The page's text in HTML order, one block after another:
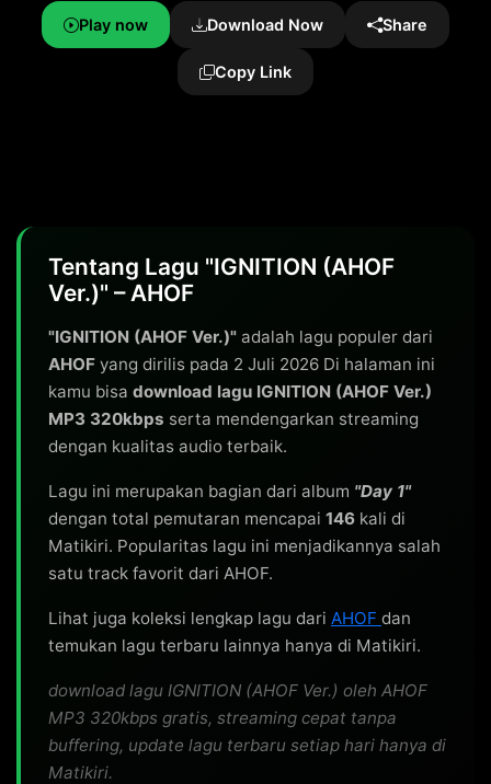
Play now Download Now Share
Copy Link
Tentang Lagu "IGNITION (AHOF
Ver.)" – AHOF
"IGNITION (AHOF Ver.)" adalah lagu populer dari
AHOF yang dirilis pada 2 Juli 2026 Di halaman ini
kamu bisa download lagu IGNITION (AHOF Ver.)
MP3 320kbps serta mendengarkan streaming
dengan kualitas audio terbaik.
Lagu ini merupakan bagian dari album "Day 1"
dengan total pemutaran mencapai 146 kali di
Matikiri. Popularitas lagu ini menjadikannya salah
satu track favorit dari AHOF.
Lihat juga koleksi lengkap lagu dari AHOF dan
temukan lagu terbaru lainnya hanya di Matikiri.
download lagu IGNITION (AHOF Ver.) oleh AHOF
MP3 320kbps gratis, streaming cepat tanpa
buffering, update lagu terbaru setiap hari hanya di
Matikiri.